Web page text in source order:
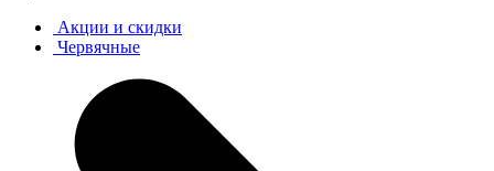
Акции и скидки
Червячные